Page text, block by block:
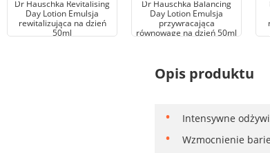
Dr Hauschka Revitalising
Day Lotion Emulsja
rewitalizująca na dzień
50ml
Dr Hauschka Balancing
Day Lotion Emulsja
przywracająca
równowagę na dzień 50ml
Opis produktu
Intensywne
Wzmocnienie